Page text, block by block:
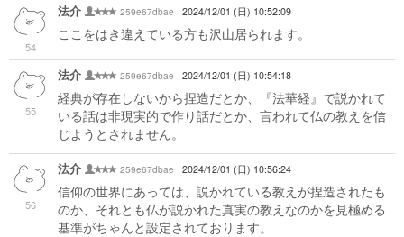
54
法介 259e67dbae 2024/12/01 (日) 10:52:09
ここをはき違えている方も沢山居られます。
55
法介 259e67dbae 2024/12/01 (日) 10:54:18
経典が存在しないから捏造だとか、『法華経』で説かれて
いる話は非現実的で作り話だとか、言われて仏の教えを信
じようとされません。
56
法介 259e67dbae 2024/12/01 (日) 10:56:24
信仰の世界にあっては、説かれている教えが捏造されたも
のか、それとも仏が説かれた真実の教えなのかを見極める
基準がちゃんと設定されております。